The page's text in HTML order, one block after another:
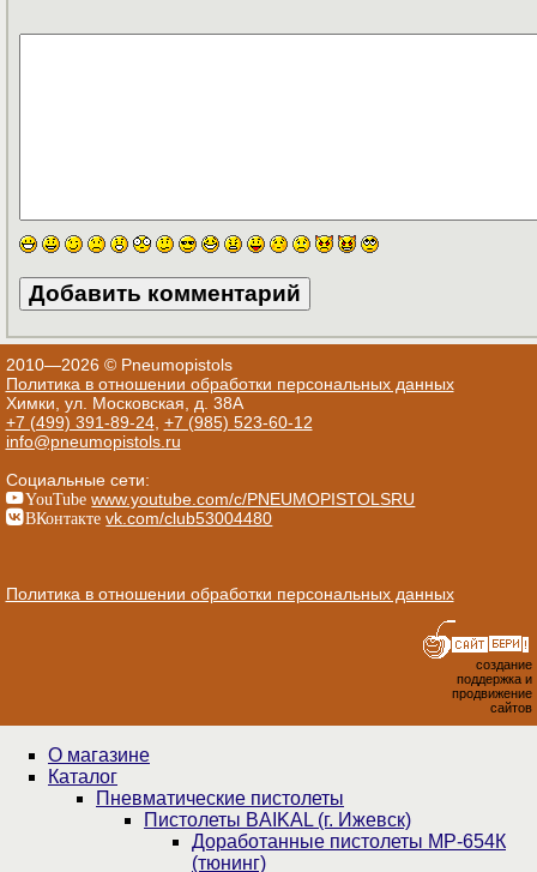
2010—2026 © Pneumopistols
Политика в отношении обработки персональных данных
Химки, ул. Московская, д. 38А
+7 (499) 391-89-24, +7 (985) 523-60-12
info@pneumopistols.ru
Социальные сети:
YouTube www.youtube.com/c/PNEUMOPISTOLSRU
ВКонтакте vk.com/club53004480
Политика в отношении обработки персональных данных
создание
поддержка и
продвижение
сайтов
О магазине
Каталог
Пнев­ма­ти­чес­кие пистолеты
Пистолеты BAIKAL (г. Ижевск)
Доработанные пистолеты МР-654К
(тюнинг)